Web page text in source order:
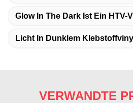
Glow In The Dark Ist Ein HTV-
Licht In Dunklem Klebstoffvinyl
VERWANDTE